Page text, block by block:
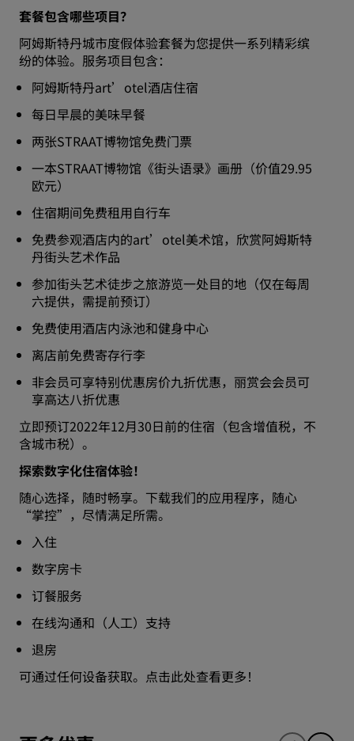
套餐包含哪些项目？
阿姆斯特丹城市度假体验套餐为您提供一系列精彩缤
纷的体验。服务项目包含：
阿姆斯特丹art’otel酒店住宿
每日早晨的美味早餐
两张STRAAT博物馆免费门票
一本STRAAT博物馆《街头语录》画册（价值29.95
欧元）
住宿期间免费租用自行车
免费参观酒店内的art’otel美术馆，欣赏阿姆斯特
丹街头艺术作品
参加街头艺术徒步之旅游览一处目的地（仅在每周
六提供，需提前预订）
免费使用酒店内泳池和健身中心
离店前免费寄存行李
非会员可享特别优惠房价九折优惠，丽赏会会员可
享高达八折优惠
立即预订2022年12月30日前的住宿（包含增值税，不
含城市税）。
探索数字化住宿体验！
随心选择，随时畅享。下载我们的应用程序，随心
“掌控”，尽情满足所需。
入住
数字房卡
订餐服务
在线沟通和（人工）支持
退房
可通过任何设备获取。 点击此处查看更多！